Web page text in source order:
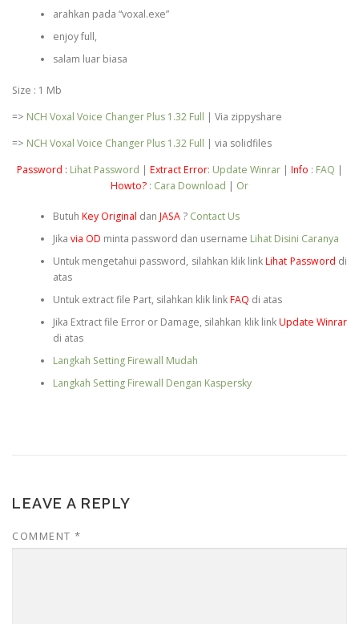
arahkan pada “voxal.exe”
enjoy full,
salam luar biasa
Size : 1 Mb
=> NCH Voxal Voice Changer Plus 1.32 Full | Via zippyshare
=> NCH Voxal Voice Changer Plus 1.32 Full | via solidfiles
Password : Lihat Password | Extract Error: Update Winrar| Info : FAQ |
Howto? : Cara Download | Or
Butuh Key Original dan JASA? Contact Us
Jika via OD minta password dan username Lihat Disini Caranya
Untuk mengetahui password, silahkan klik linkLihat Password di
atas
Untuk extract file Part, silahkan klik linkFAQ di atas
Jika Extract file Error or Damage, silahkan klik linkUpdate Winrar
di atas
Langkah Setting Firewall Mudah
Langkah Setting Firewall Dengan Kaspersky
LEAVE A REPLY
COMMENT *